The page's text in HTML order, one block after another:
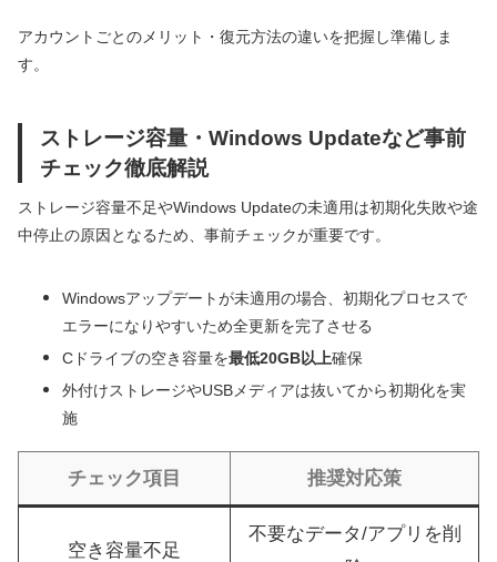
アカウントごとのメリット・復元方法の違いを把握し準備しま
す。
ストレージ容量・Windows Updateなど事前
チェック徹底解説
ストレージ容量不足やWindows Updateの未適用は初期化失敗や途
中停止の原因となるため、事前チェックが重要です。
Windowsアップデートが未適用の場合、初期化プロセスで
エラーになりやすいため全更新を完了させる
Cドライブの空き容量を最低20GB以上確保
外付けストレージやUSBメディアは抜いてから初期化を実
施
チェック項目 推奨対応策
空き容量不足
不要なデータ/アプリを削